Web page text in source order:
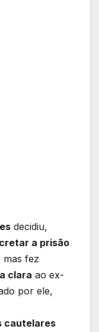
decidiu,
a prisão
mas fez
clara ao ex-
por ele,
cautelares